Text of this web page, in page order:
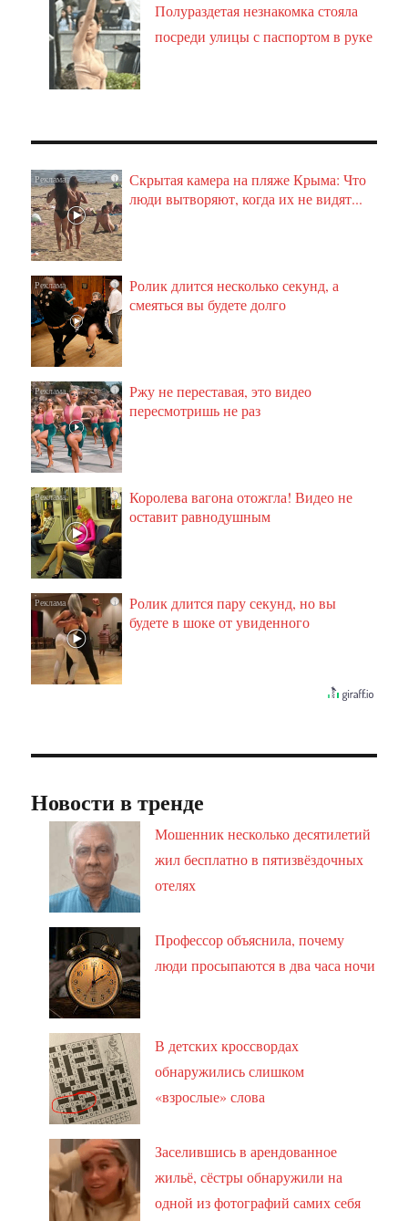
Полураздетая незнакомка стояла
посреди улицы с паспортом в руке
i
Скрытая камера на пляже Крыма: Что
люди вытворяют, когда их не видят...
i
Ролик длится несколько секунд, а
смеяться вы будете долго
i
Ржу не переставая, это видео
пересмотришь не раз
i
Королева вагона отожгла! Видео не
оставит равнодушным
i
Ролик длится пару секунд, но вы
будете в шоке от увиденного
Новости в тренде
Мошенник несколько десятилетий
жил бесплатно в пятизвёздочных
отелях
Профессор объяснила, почему
люди просыпаются в два часа ночи
В детских кроссвордах
обнаружились слишком
«взрослые» слова
Заселившись в арендованное
жильё, сёстры обнаружили на
одной из фотографий самих себя